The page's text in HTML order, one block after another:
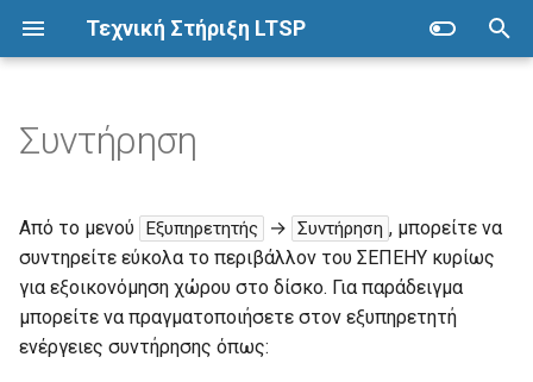
Τεχνική Στήριξη LTSP
τ
ρ
Ubuntu
Λήψη
Live USB
Εγκατάσταση
Προετοιμασία
Αρχιτεκτονική
Πλεονεκτήματα
Μειονεκτήματα
Αφαίρεση παλιών πυρήνων
Καθαρισμός μνήμης
πακέτων
Διαγραφή ορφανών
πακέτων
Επόπτης
Εγκατάσταση
Βασικές λειτουργίες
Ομάδες
Συλλογή οδηγών
Alice
App Inventor
Arduino
Συντήρηση
Από το μενού Εξυπηρετητής → Συντήρηση , μπορείτε να
συντηρείτε εύκολα το περιβάλλον του ΣΕΠΕΗΥ κυρίως
για εξοικονόμηση χώρου στο δίσκο. Για παράδειγμα
μπορείτε να πραγματοποιήσετε στον εξυπηρετητή
ενέργειες συντήρησης όπως: